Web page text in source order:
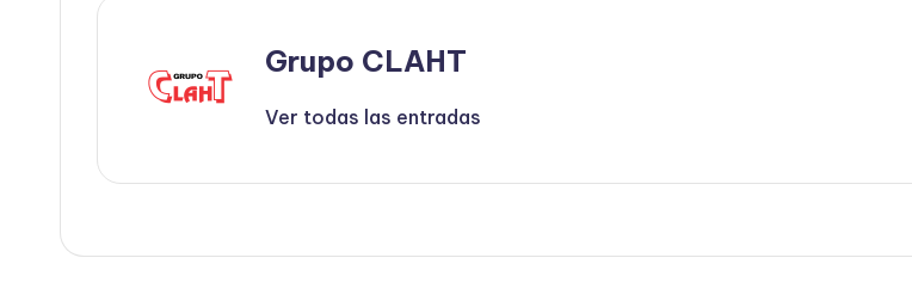
Grupo CLAHT
Ver todas las entradas